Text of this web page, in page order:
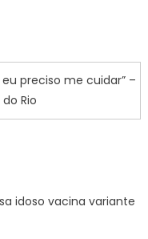
preciso me cuidar” –
Rio
idoso vacina variante